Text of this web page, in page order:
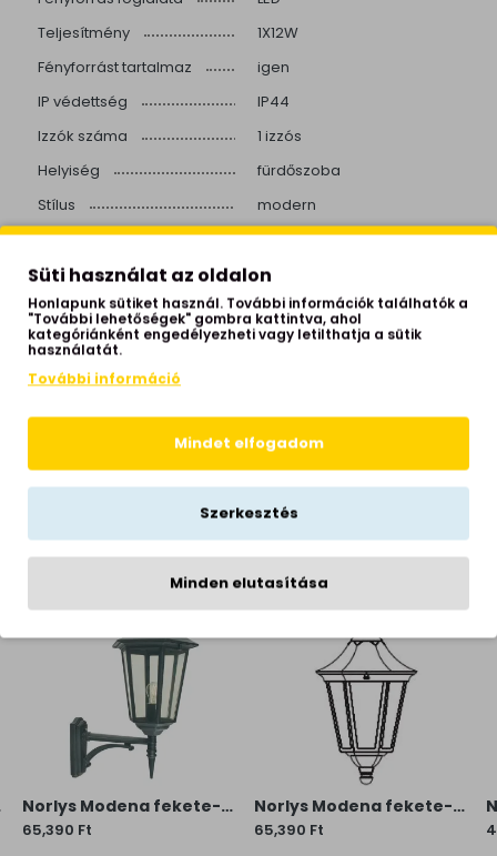
Teljesítmény
1X12W
Fényforrást tartalmaz
igen
IP védettség
IP44
Izzók száma
1 izzós
Helyiség
fürdőszoba
Stílus
modern
Beépített LED
igen
Színhőmérséklet
3000 Kelvin
Fényerő
874 lumen
Hálózati feszültség
230 Volt
Garancia
Gyártói honlap
www.novaluce.gr
IP54 Norlys Modena fekete-átlátszó kültéri falikar (NO-380B) E27 1 izzós IP54
65,390 Ft
Norlys Modena fekete-átlátszó kültéri falikar (NO-381B) E27 1 izzós IP54
65,390 Ft
Süti használat az oldalon
Honlapunk sütiket használ. További információk találhatók a
"További lehetőségek" gombra kattintva, ahol
kategóriánként engedélyezheti vagy letilthatja a sütik
használatát.
További információ
Mindet elfogadom
Szerkesztés
Minden elutasítása